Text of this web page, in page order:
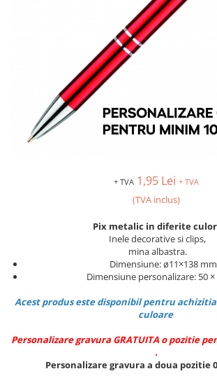
+ TVA 1,95 Lei + TVA
(TVA inclus)
Pix metalic in diferite
Inele decorative si clips,
mina albastra.
Dimensiune: ø11×138 mm
Dimensiune personalizare: 50
Acest produs este disponibil pentru
culoare
Personalizare gravura GRATUITA o pozitie
.
Personalizare gravura a doua pozitie